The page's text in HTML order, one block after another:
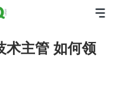
术主管 如何领